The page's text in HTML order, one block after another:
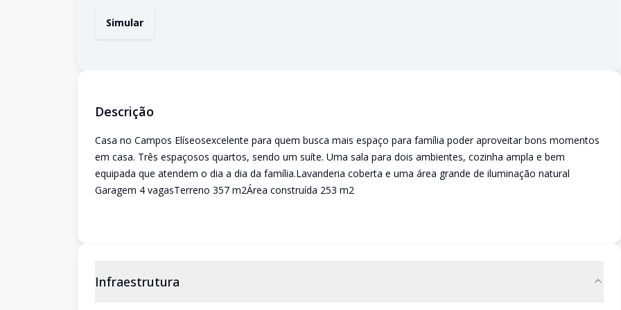
Simular
Descrição
Casa no Campos Elíseosexcelente para quem busca mais espaço para família poder aproveitar bons momentos
em casa. Três espaçosos quartos, sendo um suíte. Uma sala para dois ambientes, cozinha ampla e bem
equipada que atendem o dia a dia da família.Lavanderia coberta e uma área grande de iluminação natural
Garagem 4 vagasTerreno 357 m2Área construída 253 m2
Infraestrutura